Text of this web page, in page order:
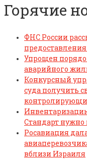
Горячие
ФНС России
Упрощен
аварийного
Конкурсный
суда получить
Стандарт нужно
Росавиация
вблизи Израиля